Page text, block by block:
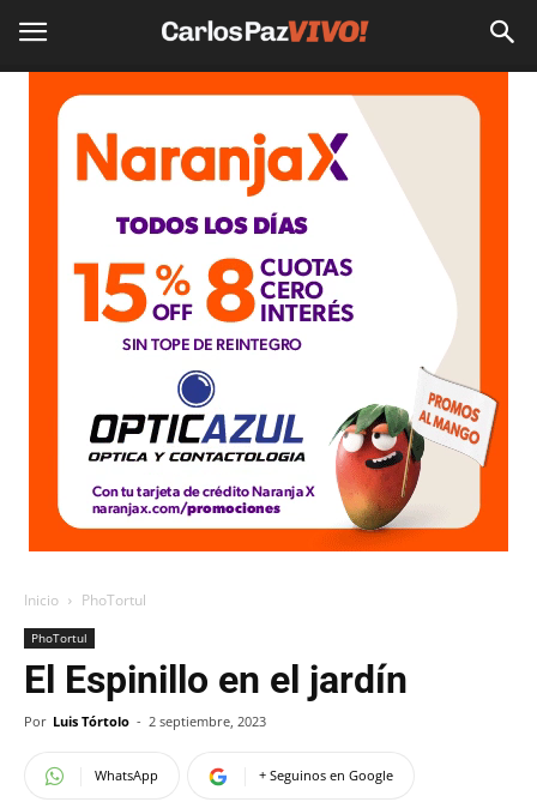
Inicio PhoTortul
PhoTortul
El Espinillo en el jardín
Por Luis Tórtolo - 2 septiembre, 2023
WhatsApp + Seguinos en Google